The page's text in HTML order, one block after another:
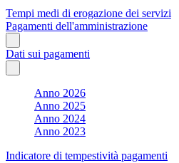
Tempi medi di erogazione dei servizi
Pagamenti dell'amministrazione
Dati sui pagamenti
Anno 2026
Anno 2025
Anno 2024
Anno 2023
Indicatore di tempestività pagamenti